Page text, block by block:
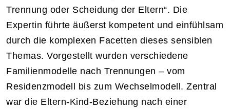
Trennung oder Scheidung der Eltern“. Die
Expertin führte äußerst kompetent und einfühlsam
durch die komplexen Facetten dieses sensiblen
Themas. Vorgestellt wurden verschiedene
Familienmodelle nach Trennungen – vom
Residenzmodell bis zum Wechselmodell. Zentral
war die Eltern-Kind-Beziehung nach einer